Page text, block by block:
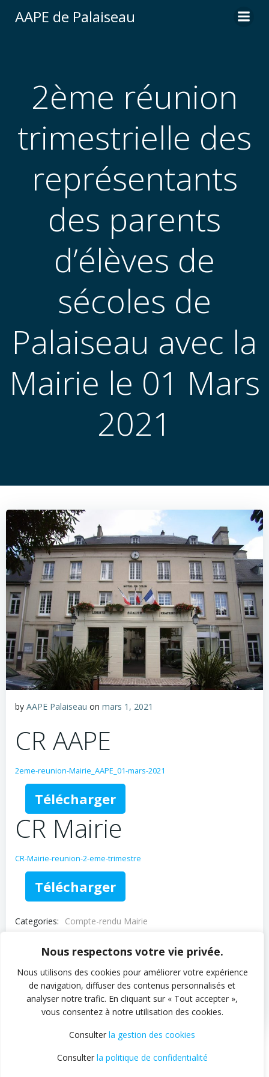
Nous respectons votre vie privée.
Nous utilisons des cookies pour améliorer votre expérience
de navigation, diffuser des contenus personnalisés et
analyser notre trafic. En cliquant sur « Tout accepter »,
vous consentez à notre utilisation des cookies.
Consulter la gestion des cookies
Consulter la politique de confidentialité
AAPE de Palaiseau
2ème réunion
trimestrielle des
représentants
des parents
d’élèves de
sécoles de
Palaiseau avec la
Mairie le 01 Mars
2021
by AAPE Palaiseau on mars 1, 2021
CR AAPE
2eme-reunion-Mairie_AAPE_01-mars-2021
Télécharger
CR Mairie
CR-Mairie-reunion-2-eme-trimestre
Télécharger
Categories:
Compte-rendu Mairie
Post
navigation
Previous post
Post
navigation
Next post
No responses yet